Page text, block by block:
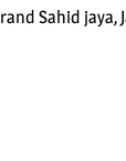
Sahid jaya,